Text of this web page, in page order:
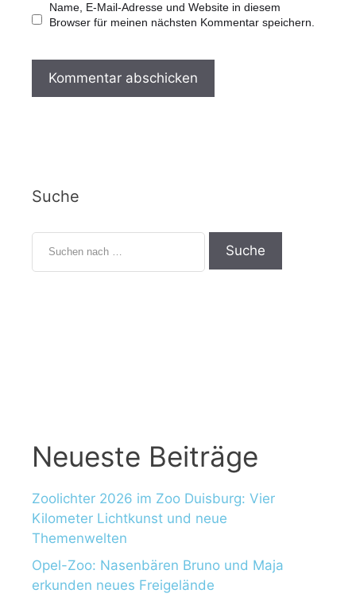
A
s
i
Name, E-Mail-Adresse und Website in diesem
Browser für meinen nächsten Kommentar speichern.
Suche
S
c
Neueste Beiträge
Zoolichter 2026 im Zoo Duisburg: Vier
Kilometer Lichtkunst und neue
Themenwelten
Opel-Zoo: Nasenbären Bruno und Maja
erkunden neues Freigelände